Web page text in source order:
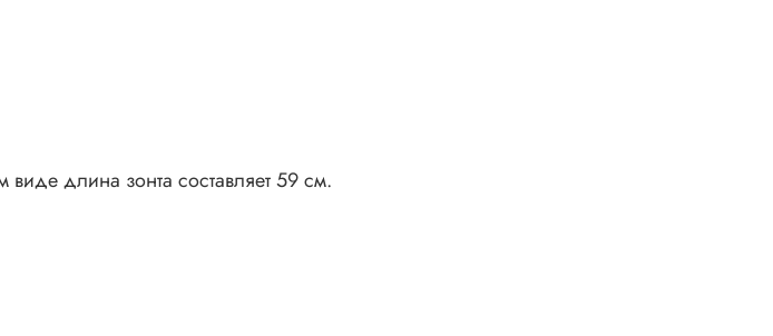
длина зонта составляет 59 см.